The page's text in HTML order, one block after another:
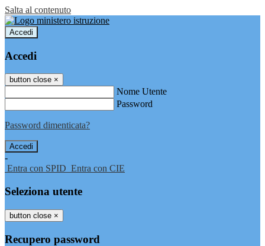
Salta al contenuto
Accedi
Accedi
button close ×
Nome Utente
Password
Password dimenticata?
-
Entra con SPID Entra con CIE
Seleziona utente
button close ×
Recupero password